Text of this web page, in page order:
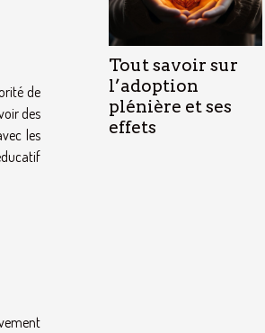
de
des
les
Tout savoir sur
l’adoption
plénière et ses
effets